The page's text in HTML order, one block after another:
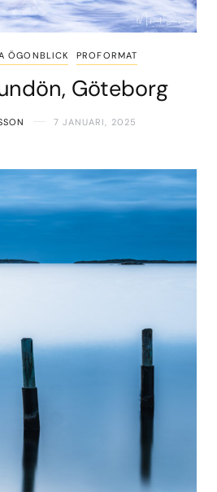
ÖGONBLICK PROFORMAT
Göteborg
7 JANUARI, 2025